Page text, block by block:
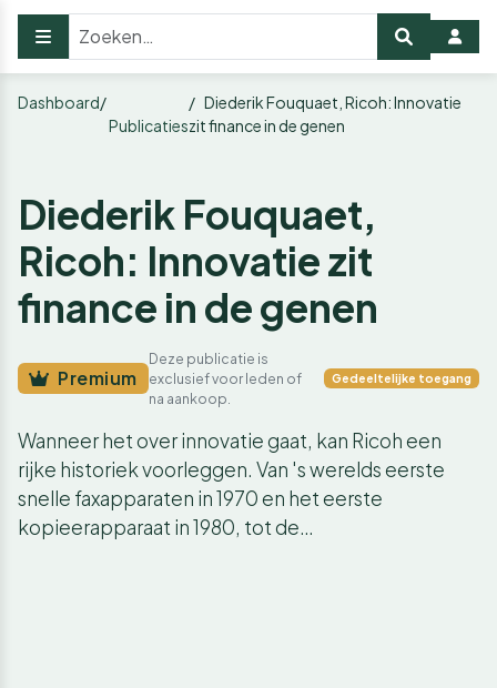
Dashboard
Publicaties
Diederik Fouquaet, Ricoh: Innovatie
zit finance in de genen
Diederik Fouquaet,
Ricoh: Innovatie zit
finance in de genen
Premium
Deze publicatie is
exclusief voor leden of
na aankoop.
Gedeeltelijke toegang
Wanneer het over innovatie gaat, kan Ricoh een
rijke historiek voorleggen. Van 's werelds eerste
snelle faxapparaten in 1970 en het eerste
kopieerapparaat in 1980, tot de…